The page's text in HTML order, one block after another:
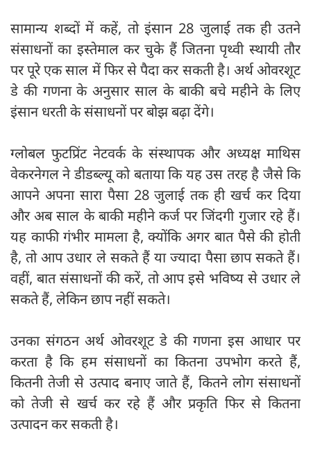
सामान्य शब्दों में कहें, तो इंसान 28 जुलाई तक ही उतने
संसाधनों का इस्तेमाल कर चुके हैं जितना पृथ्वी स्थायी तौर
पर पूरे एक साल में फिर से पैदा कर सकती है। अर्थ ओवरशूट
डे की गणना के अनुसार साल के बाकी बचे महीने के लिए
इंसान धरती के संसाधनों पर बोझ बढ़ा देंगे।
ग्लोबल फुटप्रिंट नेटवर्क के संस्थापक और अध्यक्ष माथिस
वेकरनेगल ने डीडब्ल्यू को बताया कि यह उस तरह है जैसे कि
आपने अपना सारा पैसा 28 जुलाई तक ही खर्च कर दिया
और अब साल के बाकी महीने कर्ज पर जिंदगी गुजार रहे हैं।
यह काफी गंभीर मामला है, क्योंकि अगर बात पैसे की होती
है, तो आप उधार ले सकते हैं या ज्यादा पैसा छाप सकते हैं।
वहीं, बात संसाधनों की करें, तो आप इसे भविष्य से उधार ले
सकते हैं, लेकिन छाप नहीं सकते।
उनका संगठन अर्थ ओवरशूट डे की गणना इस आधार पर
करता है कि हम संसाधनों का कितना उपभोग करते हैं,
कितनी तेजी से उत्पाद बनाए जाते हैं, कितने लोग संसाधनों
को तेजी से खर्च कर रहे हैं और प्रकृति फिर से कितना
उत्पादन कर सकती है।